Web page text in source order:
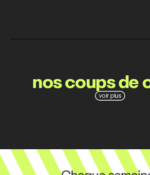
voir plus
nos coups